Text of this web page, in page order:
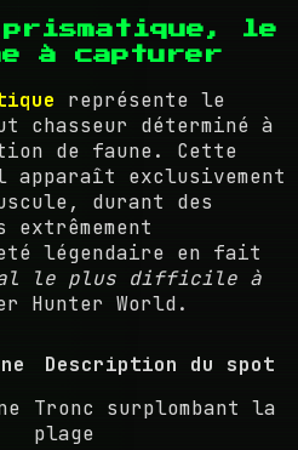
prismatique, le
à capturer
représente le
chasseur déterminé à
de faune. Cette
exclusivement
durant des
légendaire en fait
le plus difficile à
Hunter World.
Description du spot
Tronc surplombant la
plage